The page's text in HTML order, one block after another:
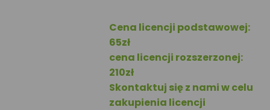
Cena licencji podstawowej:
65zł
cena licencji rozszerzonej:
210zł
Skontaktuj się z nami w celu
zakupienia licencji